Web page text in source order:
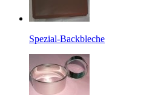
Spezial-Backbleche